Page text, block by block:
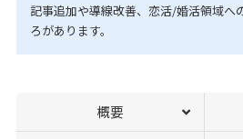
記事追加や導線改善、恋活/婚活領域へ
ろがあります。
概要